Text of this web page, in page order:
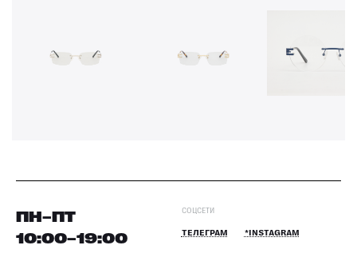
ПН–ПТ
10:00–19:00
СОЦСЕТИ
ТЕЛЕГРАМ *INSTAGRAM